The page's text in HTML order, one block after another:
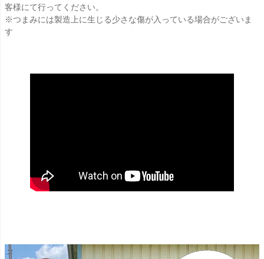
客様にて行ってください。
※つまみには製造上に生じる少さな傷が入っている場合がございま
す